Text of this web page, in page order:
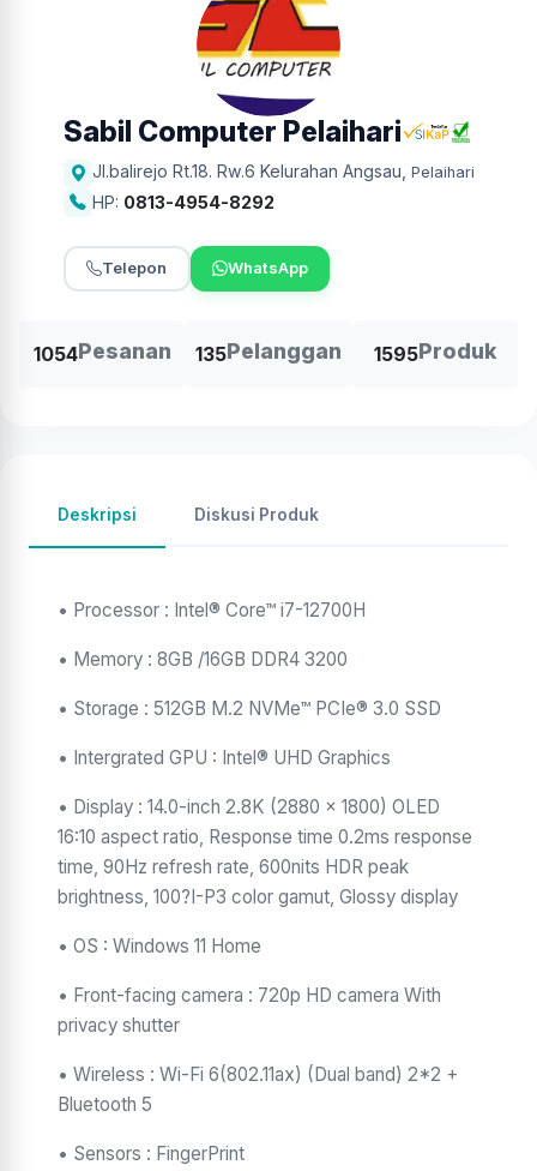
Sabil Computer Pelaihari
Jl.balirejo Rt.18. Rw.6 Kelurahan Angsau Pelaihari
HP: 0813-4954-8292
Telepon WhatsApp
1054Pesanan 135Pelanggan 1595Produk
Deskripsi Diskusi Produk
• Processor : Intel® Core™ i7-12700H
• Memory : 8GB /16GB DDR4 3200
• Storage : 512GB M.2 NVMe™ PCIe® 3.0 SSD
• Intergrated GPU : Intel® UHD Graphics
• Display : 14.0-inch 2.8K (2880 x 1800) OLED
16:10 aspect ratio, Response time 0.2ms response
time, 90Hz refresh rate, 600nits HDR peak
brightness, 100?I-P3 color gamut, Glossy display
• OS : Windows 11 Home
• Front-facing camera : 720p HD camera With
privacy shutter
• Wireless : Wi-Fi 6(802.11ax) (Dual band) 2*2 +
Bluetooth 5
• Sensors : FingerPrint